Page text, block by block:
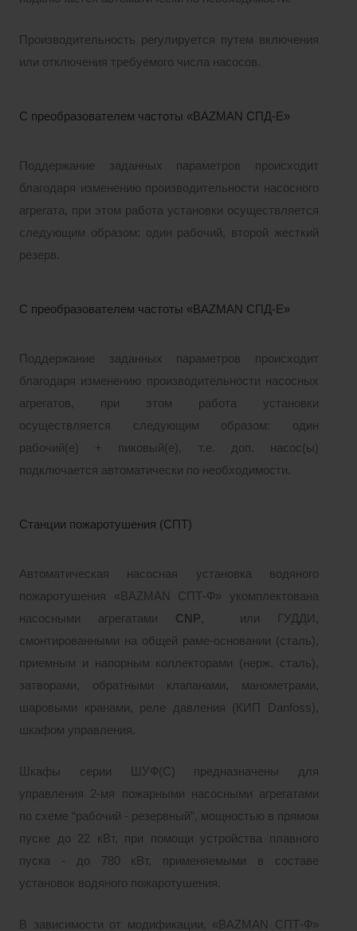
Производительность регулируется путем включения
или отключения требуемого числа насосов.
С преобразователем частоты «BAZMAN СПД-Е»
Поддержание заданных параметров происходит
благодаря изменению производительности насосного
агрегата, при этом работа установки осуществляется
следующим образом: один рабочий, второй жесткий
резерв.
С преобразователем частоты «BAZMAN СПД-Е»
Поддержание заданных параметров происходит
благодаря изменению производительности насосных
агрегатов, при этом работа установки
осуществляется следующим образом: один
рабочий(е) + пиковый(е), т.е. доп. насос(ы)
подключается автоматически по необходимости.
Станции пожаротушения (СПТ)
Автоматическая насосная установка водяного
пожаротушения «BAZMAN СПТ-Ф» укомплектована
насосными агрегатами CNP, или ГУДДИ,
смонтированными на общей раме-основании (сталь),
приемным и напорным коллекторами (нерж. сталь),
затворами, обратными клапанами, манометрами,
шаровыми кранами, реле давления (КИП Danfoss),
шкафом управления.
Шкафы серии ШУФ(С) предназначены для
управления 2-мя пожарными насосными агрегатами
по схеме “рабочий - резервный”, мощностью в прямом
пуске до 22 кВт, при помощи устройства плавного
пуска - до 780 кВт, применяемыми в составе
установок водяного пожаротушения.
В зависимости от модификации, «BAZMAN СПТ-Ф»